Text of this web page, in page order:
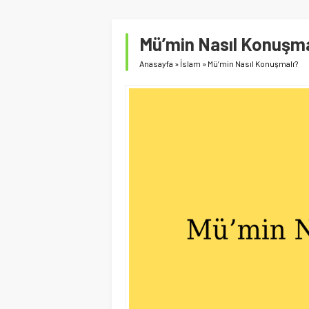
Mü’min Nasıl
Anasayfa » İslam » Mü’min Nasıl Konuşmalı?